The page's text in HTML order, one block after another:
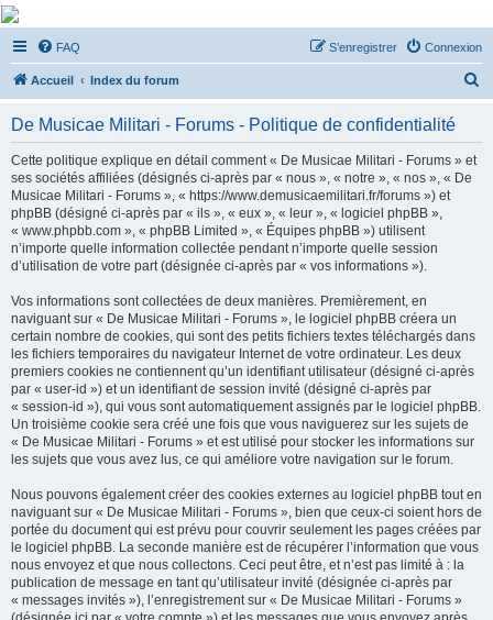
De Musicae Militari -
Forums
Forums de discussions
FAQ Connexion
S’enregistrer
Accueil Index du forum
De Musicae Militari - Forums - Politique de confidentialité
Cette politique explique en détail comment « De Musicae Militari - Forums » et
ses sociétés affiliées (désignés ci-après par « nous », « notre », « nos », « De
Musicae Militari - Forums », « https://www.demusicaemilitari.fr/forums ») et
phpBB (désigné ci-après par « ils », « eux », « leur », « logiciel phpBB »,
« www.phpbb.com », « phpBB Limited », « Équipes phpBB ») utilisent
n’importe quelle information collectée pendant n’importe quelle session
d’utilisation de votre part (désignée ci-après par « vos informations »).
Vos informations sont collectées de deux manières. Premièrement, en
naviguant sur « De Musicae Militari - Forums », le logiciel phpBB créera un
certain nombre de cookies, qui sont des petits fichiers textes téléchargés dans
les fichiers temporaires du navigateur Internet de votre ordinateur. Les deux
premiers cookies ne contiennent qu’un identifiant utilisateur (désigné ci-après
par « user-id ») et un identifiant de session invité (désigné ci-après par
« session-id »), qui vous sont automatiquement assignés par le logiciel phpBB.
Un troisième cookie sera créé une fois que vous naviguerez sur les sujets de
« De Musicae Militari - Forums » et est utilisé pour stocker les informations sur
les sujets que vous avez lus, ce qui améliore votre navigation sur le forum.
Nous pouvons également créer des cookies externes au logiciel phpBB tout en
naviguant sur « De Musicae Militari - Forums », bien que ceux-ci soient hors de
portée du document qui est prévu pour couvrir seulement les pages créées par
le logiciel phpBB. La seconde manière est de récupérer l’information que vous
nous envoyez et que nous collectons. Ceci peut être, et n’est pas limité à : la
publication de message en tant qu’utilisateur invité (désignée ci-après par
« messages invités »), l’enregistrement sur « De Musicae Militari - Forums »